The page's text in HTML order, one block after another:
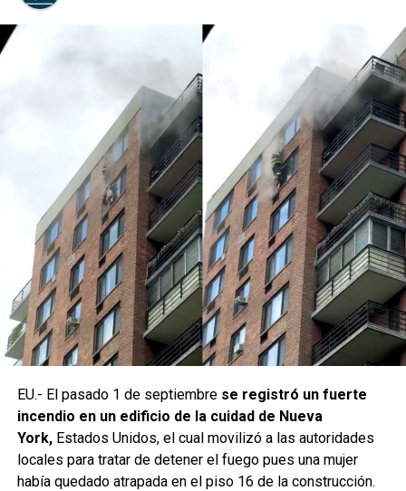
EU.- El pasado 1 de septiembrese registró un fuerte
incendio en un edificio de la cuidad de Nueva
York,Estados Unidos, el cual movilizó a las autoridades
locales para tratar de detener el fuego pues una mujer
había quedado atrapada en el piso 16 de la construcción.